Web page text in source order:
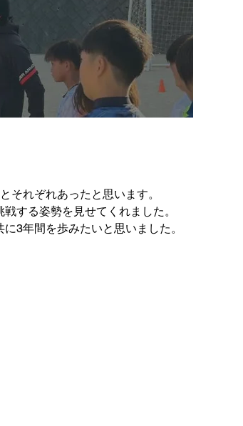
それぞれあったと思います。
する姿勢を見せてくれました。
3年間を歩みたいと思いました。